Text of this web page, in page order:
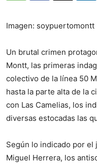
Imagen: soypuertomontt
Un brutal crimen
Montt, las primeras
colectivo de la línea 50
hasta la parte alta de la
con Las Camelias, los
diversas estocadas las
Según lo indicado por el
Miguel Herrera, los